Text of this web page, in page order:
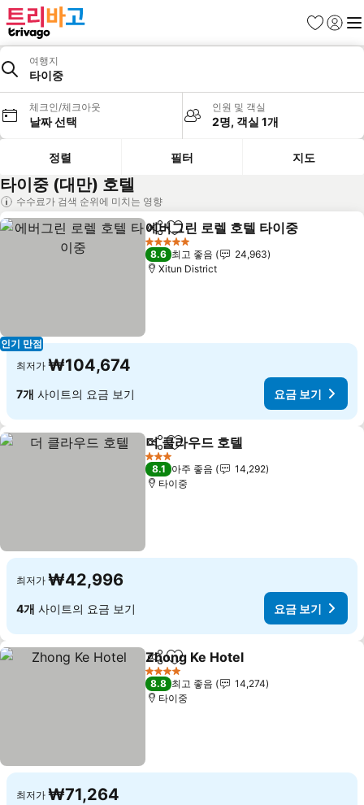
즐겨찾기
로그인
메
여행지
타이중
체크인/체크아웃
날짜 선택
인원 및 객실
2명, 객실 1개
정렬 필터 지도
타이중 (대만) 호텔
수수료가 검색 순위에 미치는 영향
인기 만점
공유 즐겨찾기에 추가
에버그린 로렐 호텔 타이중
5 성급
8.6 최고 좋음
24,963
Xitun District
최저가 ₩104,674
7개 사이트의 요금 보기 요금 보기
공유 즐겨찾기에 추가
더 클라우드 호텔
3 성급
8.1 아주 좋음
14,292
타이중
최저가 ₩42,996
4개 사이트의 요금 보기 요금 보기
공유 즐겨찾기에 추가
Zhong Ke Hotel
4 성급
8.8 최고 좋음
14,274
타이중
최저가 ₩71,264